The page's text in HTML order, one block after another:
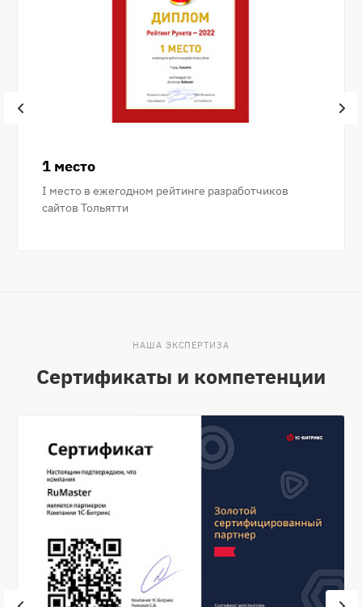
1 место
I место в ежегодном рейтинге разработчиков
сайтов Тольятти
НАША ЭКСПЕРТИЗА
Сертификаты и компетенции